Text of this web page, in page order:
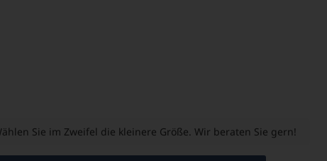
Sie im Zweifel die kleinere Größe. Wir beraten Sie gern!